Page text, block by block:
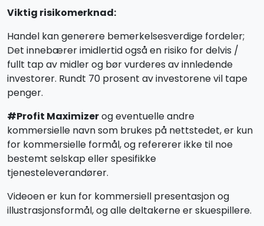
Viktig risikomerknad:
Handel kan generere bemerkelsesverdige fordeler;
Det innebærer imidlertid også en risiko for delvis /
fullt tap av midler og bør vurderes av innledende
investorer. Rundt 70 prosent av investorene vil tape
penger.
#Profit Maximizerog eventuelle andre
kommersielle navn som brukes på nettstedet, er kun
for kommersielle formål, og refererer ikke til noe
bestemt selskap eller spesifikke
tjenesteleverandører.
Videoen er kun for kommersiell presentasjon og
illustrasjonsformål, og alle deltakerne er skuespillere.